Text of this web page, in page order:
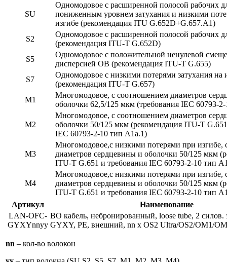
SU
Одномодовое с расширенной полосой рабочих
пониженным уровнем затухания и низкими
изгибе (рекомендация ITU G.652D+G.657.A1)
S2
Одномодовое с расширенной полосой рабочих
(рекомендация ITU-T G.652D)
S5
Одномодовое с положительной ненулевой
дисперсией ОВ (рекомендация ITU-T G.655)
S7
Одномодовое с низкими потерями затухания на
(рекомендация ITU-T G.657)
M1
Многомодовое, с соотношением диаметров
оболочки 62,5/125 мкм (требования IEC 60793-
M2
Многомодовое, с соотношением диаметров
оболочки 50/125 мкм (рекомендация ITU-T
IEC 60793-2-10 тип A1a.1)
M3
Многомодовое,с низкими потерями при изгибе,
диаметров сердцевины и оболочки 50/125 мкм
ITU-T G.651 и требования IEC 60793-2-10 тип
M4
Многомодовое,с низкими потерями при изгибе,
диаметров сердцевины и оболочки 50/125 мкм
ITU-T G.651 и требования IEC 60793-2-10 тип
Артикул
Наименование
LAN-OFC-
GYXYnnyy
ВО кабель, небронированный, loose tube, 2 силов.
GYXY, PE, внешний, nn х OS2 Ultra/OS2/OM1/
nn – кол-во волокон